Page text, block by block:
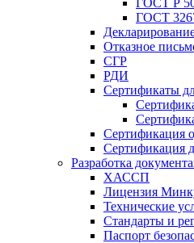
ГОСТ Р
ГОСТ
Отказное
СГР
РДИ
Сертификаты
Сертификация
Сертификация
Разработка
ХАССП
Лицензия
Технические
Стандарты и
Паспорт